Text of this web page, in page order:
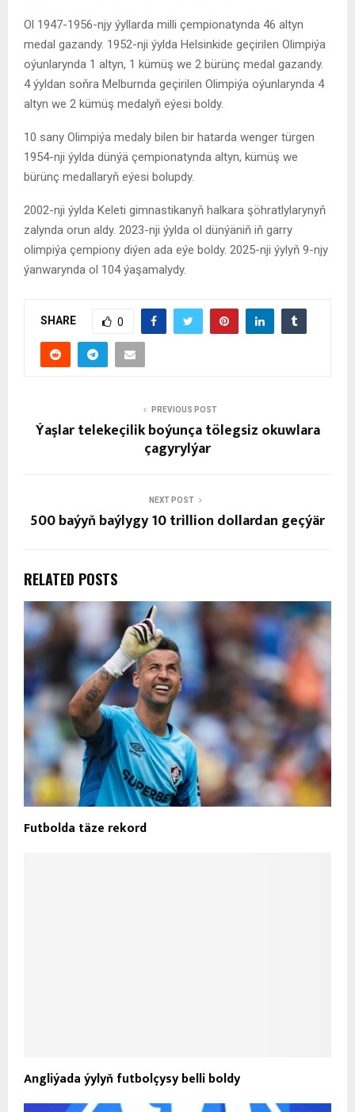
Ol 1947-1956-njy ýyllarda milli çempionatynda 46 altyn
medal gazandy. 1952-nji ýylda Helsinkide geçirilen Olimpiýa
oýunlarynda 1 altyn, 1 kümüş we 2 bürünç medal gazandy.
4 ýyldan soňra Melburnda geçirilen Olimpiýa oýunlarynda 4
altyn we 2 kümüş medalyň eýesi boldy.
10 sany Olimpiýa medaly bilen bir hatarda wenger türgen
1954-nji ýylda dünýä çempionatynda altyn, kümüş we
bürünç medallaryň eýesi bolupdy.
2002-nji ýylda Keleti gimnastikanyň halkara şöhratlylarynyň
zalynda orun aldy. 2023-nji ýylda ol dünýäniň iň garry
olimpiýa çempiony diýen ada eýe boldy. 2025-nji ýylyň 9-njy
ýanwarynda ol 104 ýaşamalydy.
SHARE 0
PREVIOUS POST
Ýaşlar telekeçilik boýunça tölegsiz okuwlara
çagyrylýar
NEXT POST
500 baýyň baýlygy 10 trillion dollardan geçýär
RELATED POSTS
Futbolda täze rekord
Angliýada ýylyň futbolçysy belli boldy